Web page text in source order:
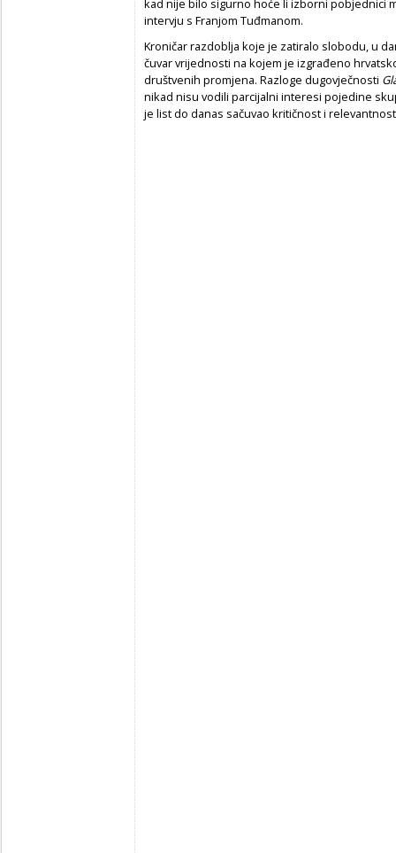
intervju s Franjom Tuđmanom.
Kroničar razdoblja koje je zatiralo slobodu, u
čuvar vrijednosti na kojem je izgrađeno
društvenih promjena. Razloge dugovječnosti
nikad nisu vodili parcijalni interesi pojedine
je list do danas sačuvao kritičnost i